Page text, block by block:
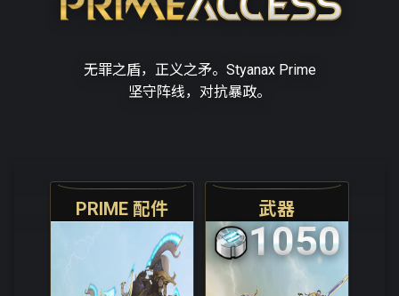
无罪之盾，正义之矛。Styanax Prime
坚守阵线，对抗暴政。
PRIME 配件 武器
1050